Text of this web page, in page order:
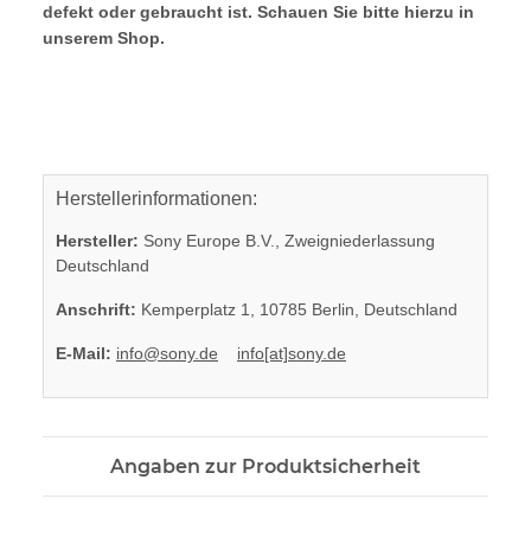
defekt oder gebraucht ist. Schauen Sie bitte hierzu in
unserem Shop.
Herstellerinformationen:
Hersteller: Sony Europe B.V., Zweigniederlassung
Deutschland
Anschrift: Kemperplatz 1, 10785 Berlin, Deutschland
E-Mail: info@sony.de info[at]sony.de
Angaben zur Produktsicherheit